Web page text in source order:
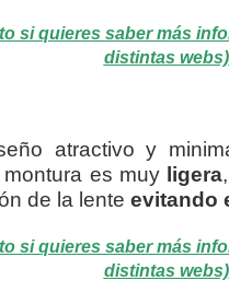
si quieres saber más
distintas webs)
atractivo y
es muy ligera
de la lente evitando
si quieres saber más
distintas webs)